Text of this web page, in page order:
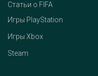
Статьи о FIFA
Игры PlayStation
Игры Xbox
Steam